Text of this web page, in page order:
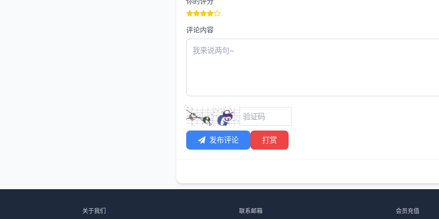
评论内容
发布评论 打赏
关于我们 联系邮箱 会员充值